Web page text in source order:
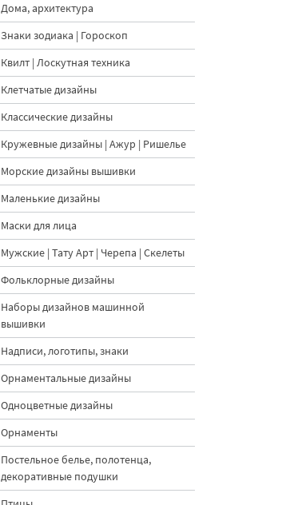
1000 руб.| В
корзину
Кролик украшает ёлку
морковками дизайн
машинной вышивки - 3
размера
500 руб.| В корзину
Новогодний зайчик
подвесками на елке
Дома, архитектура
Знаки зодиака | Гороскоп
Квилт | Лоскутная техника
Клетчатые дизайны
Классические дизайны
Кружевные дизайны | Ажур | Ришелье
Морские дизайны вышивки
Маленькие дизайны
Маски для лица
Мужские | Тату Арт | Черепа | Скелеты
Фольклорные дизайны
Наборы дизайнов машинной
вышивки
Надписи, логотипы, знаки
Орнаментальные дизайны
Одноцветные дизайны
Орнаменты
Постельное белье, полотенца,
декоративные подушки